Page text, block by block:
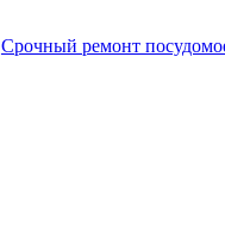
Срочный ремонт